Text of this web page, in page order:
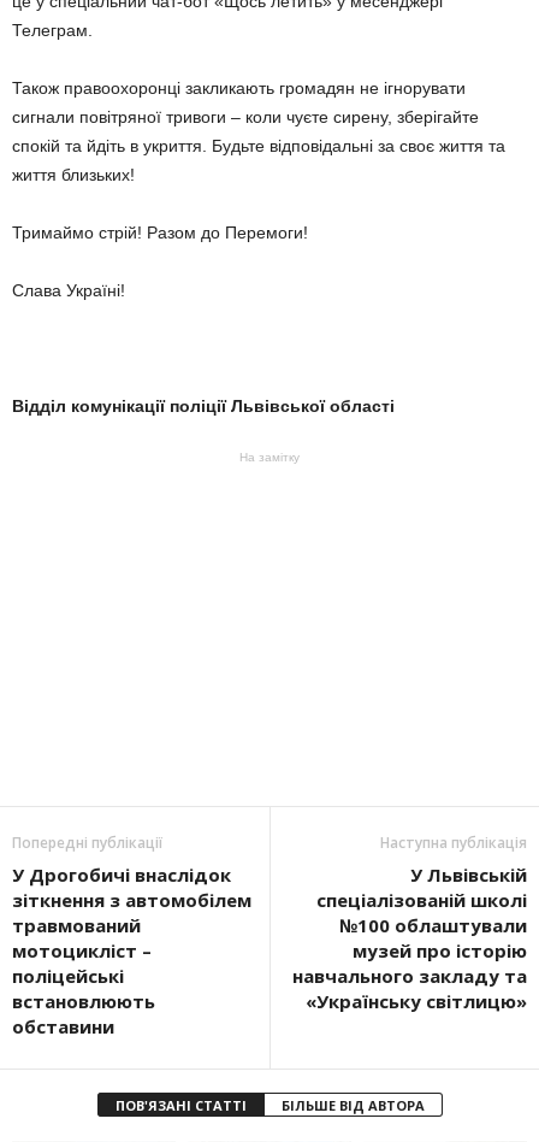
Телеграм.
Також правоохоронці закликають громадян не ігнорувати
сигнали повітряної тривоги – коли чуєте сирену, зберігайте
спокій та йдіть в укриття. Будьте відповідальні за своє життя та
життя близьких!
Тримаймо стрій! Разом до Перемоги!
Слава Україні!
Відділ комунікації поліції Львівської області
На замітку
Попередні публікації
У Дрогобичі внаслідок
зіткнення з автомобілем
травмований
мотоцикліст –
поліцейські
встановлюють
обставини
Наступна публікація
У Львівській
спеціалізованій школі
№100 облаштували
музей про історію
навчального закладу та
«Українську світлицю»
ПОВ'ЯЗАНІ СТАТТІ БІЛЬШЕ ВІД АВТОРА